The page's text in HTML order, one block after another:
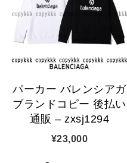
パーカー バレンシアガ
ブランドコピー 後払い
通販 – zxsj1294
¥23,000